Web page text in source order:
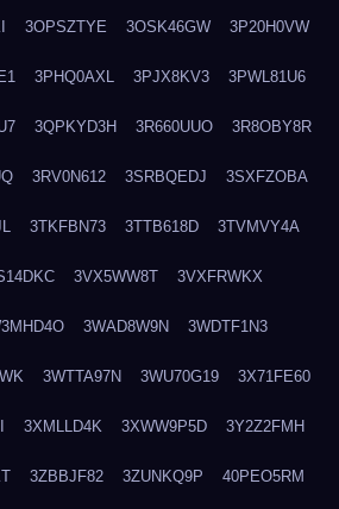
3OPSZTYE 3OSK46GW 3P20H0VW
3PHQ0AXL 3PJX8KV3 3PWL81U6
3QPKYD3H 3R660UUO 3R8OBY8R
3RV0N612 3SRBQEDJ 3SXFZOBA
3TKFBN73 3TTB618D 3TVMVY4A
3VX5WW8T 3VXFRWKX
3WAD8W9N 3WDTF1N3
3WTTA97N 3WU70G19 3X71FE60
3XMLLD4K 3XWW9P5D 3Y2Z2FMH
3ZBBJF82 3ZUNKQ9P 40PEO5RM